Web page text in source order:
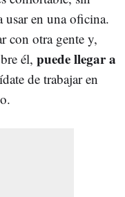
usar en una oficina.
con otra gente y,
él, puede llegar a
de trabajar en